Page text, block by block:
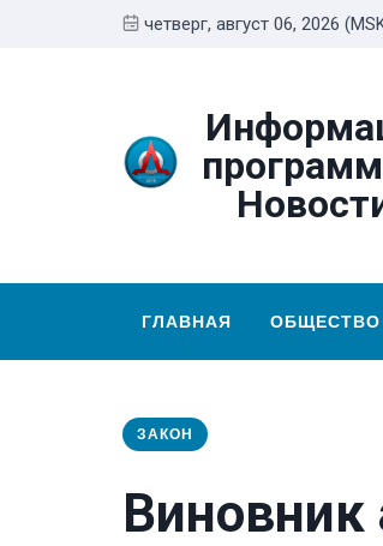
четверг, август 06, 2026
ГЛАВНАЯ ОБЩЕСТВО
ЗАКОН
Виновник